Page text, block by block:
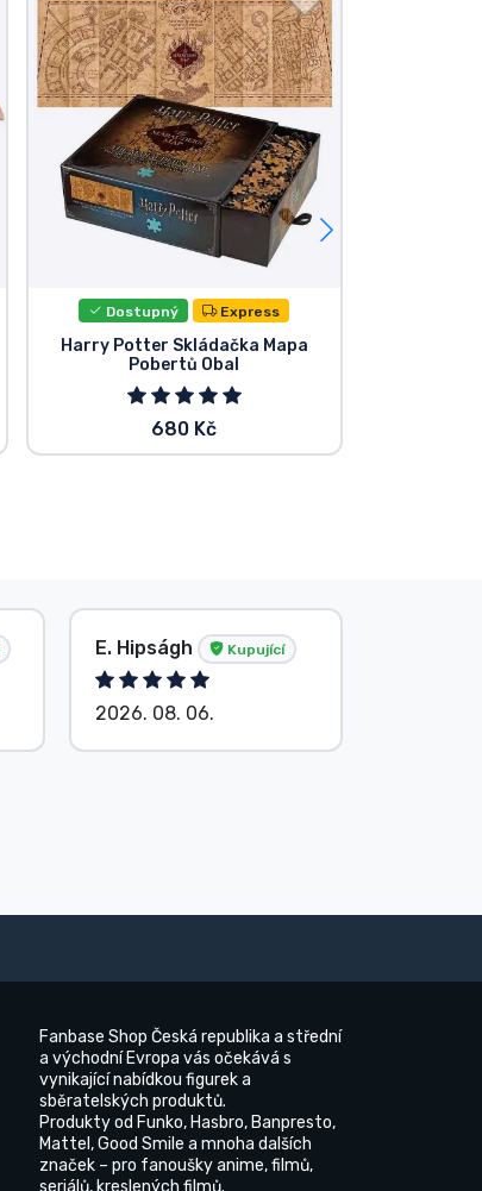
Dostupný Express
Harry Potter Skládačka Mapa
Pobertů Obal
680 Kč
E. Hipságh Kupující
2026. 08. 06.
Fanbase Shop Česká republika a střední
a východní Evropa vás očekává s
vynikající nabídkou figurek a
sběratelských produktů.
Produkty od Funko, Hasbro, Banpresto,
Mattel, Good Smile a mnoha dalších
značek – pro fanoušky anime, filmů,
seriálů, kreslených filmů.